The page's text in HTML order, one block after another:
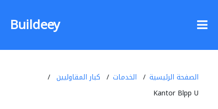
Buildeey
الصفحة الرئيسية الخدمات
كبار المقاوليين
Kantor Blpp U